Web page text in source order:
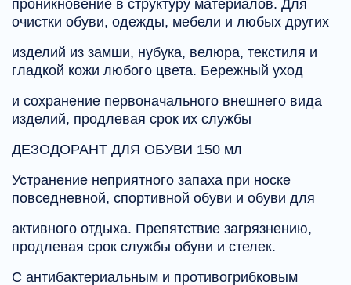
проникновение в структуру материалов. Для
очистки обуви, одежды, мебели и любых других
изделий из замши, нубука, велюра, текстиля и
гладкой кожи любого цвета. Бережный уход
и сохранение первоначального внешнего вида
изделий, продлевая срок их службы
ДЕЗОДОРАНТ ДЛЯ ОБУВИ 150 мл
Устранение неприятного запаха при носке
повседневной, спортивной обуви и обуви для
активного отдыха. Препятствие загрязнению,
продлевая срок службы обуви и стелек.
С антибактериальным и противогрибковым